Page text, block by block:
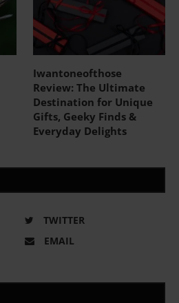
Iwantoneofthose
Review: The Ultimate
Destination for Unique
Gifts, Geeky Finds &
Everyday Delights
TWITTER
EMAIL